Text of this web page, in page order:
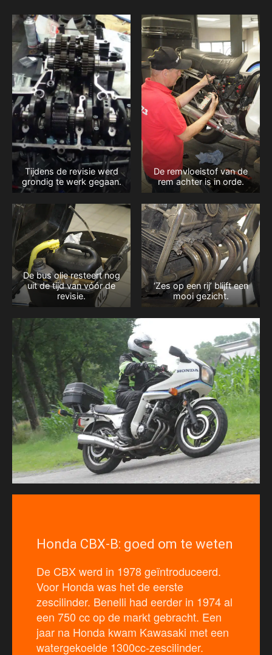
Tijdens de revisie werd
grondig te werk gegaan.
De remvloeistof van de
rem achter is in orde.
De bus olie resteert nog
uit de tijd van vóór de
revisie.
‘Zes op een rij’ blijft een
mooi gezicht.
Honda CBX-B: goed om te weten
De CBX werd in 1978 geïntroduceerd.
Voor Honda was het de eerste
zescilinder. Benelli had eerder in 1974 al
een 750 cc op de markt gebracht. Een
jaar na Honda kwam Kawasaki met een
watergekoelde 1300cc-zescilinder.